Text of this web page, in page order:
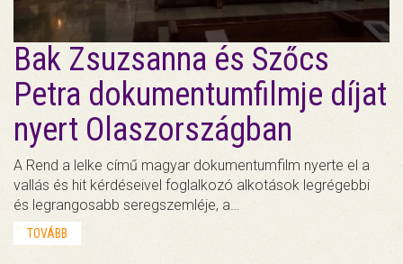
Bak Zsuzsanna és Szőcs
Petra dokumentumfilmje díjat
nyert Olaszországban
A Rend a lelke című magyar dokumentumfilm nyerte el a
vallás és hit kérdéseivel foglalkozó alkotások legrégebbi
és legrangosabb seregszemléje, a…
TOVÁBB